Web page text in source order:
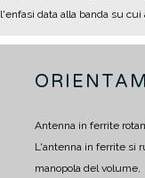
l'enfasi data alla banda su cui
Antenna in ferrite
L'antenna in ferrite si
manopola del volume,